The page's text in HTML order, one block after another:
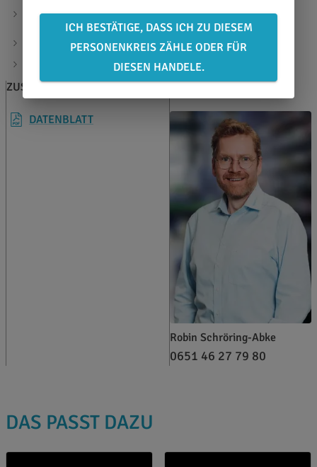
Ähnliches
bedruckbar und lichtdurchlässig
Materialstärke: 250 µ
ZUSATZINFOS
DATENBLATT
BERATEN LASSEN
Robin Schröring-Abke
0651 46 27 79 80
DAS PASST DAZU
ICH BESTÄTIGE, DASS ICH ZU DIESEM
PERSONENKREIS ZÄHLE ODER FÜR
DIESEN HANDELE.